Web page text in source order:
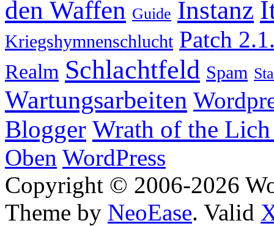
den Waffen Guide Instanz
Kriegshymnenschlucht Patch
Realm Schlachtfeld Spam
Wartungsarbeiten
Blogger Wrath of the
Oben WordPress
Copyright © 2006-2026
Theme by NeoEase. Valid